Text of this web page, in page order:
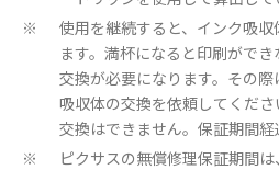
※
使用を継続すると、インク吸
ます。満杯になると印刷がで
交換が必要になります。その
吸収体の交換を依頼してくだ
交換はできません。保証期間経
※ ピクサスの無償修理保証期間は